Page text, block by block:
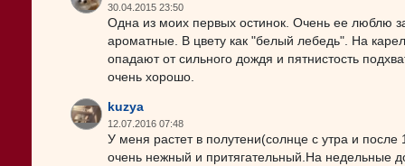
30.04.2015 23:50
Одна из моих первых остинок. Очень ее люблю
ароматные. В цвету как "белый лебедь". На
опадают от сильного дождя и пятнистость
очень хорошо.
kuzya
12.07.2016 07:48
У меня растет в полутени(солнце с утра и
очень нежный и притягательный.На недельные